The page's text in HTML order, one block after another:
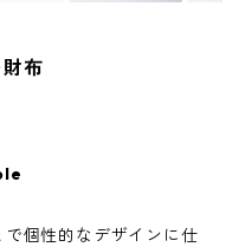
布
個性的なデザインに仕